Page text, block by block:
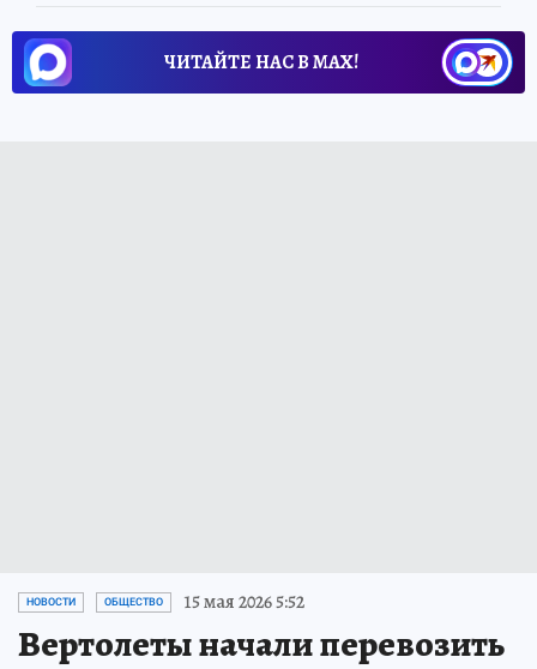
ЧИТАЙТЕ НАС В МАХ!
НОВОСТИ ОБЩЕСТВО 15 мая 2026 5:52
Вертолеты начали перевозить